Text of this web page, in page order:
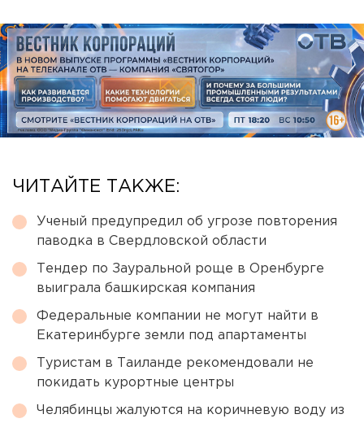
ЧИТАЙТЕ ТАКЖЕ:
Ученый предупредил об угрозе повторения
паводка в Свердловской области
Тендер по Зауральной роще в Оренбурге
выиграла башкирская компания
Федеральные компании не могут найти в
Екатеринбурге земли под апартаменты
Туристам в Таиланде рекомендовали не
покидать курортные центры
Челябинцы жалуются на коричневую воду из